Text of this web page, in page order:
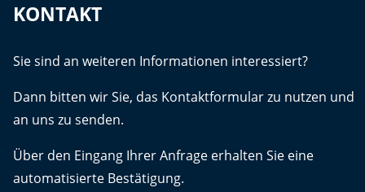
KONTAKT
Sie sind an weiteren Informationen interessiert?
Dann bitten wir Sie, das Kontaktformular zu nutzen und
an uns zu senden.
Über den Eingang Ihrer Anfrage erhalten Sie eine
automatisierte Bestätigung.